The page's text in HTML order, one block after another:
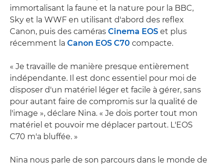
immortalisant la faune et la nature pour la BBC,
Sky et la WWF en utilisant d'abord des reflex
Canon, puis des caméras Cinema EOS et plus
récemment la Canon EOS C70 compacte.
« Je travaille de manière presque entièrement
indépendante. Il est donc essentiel pour moi de
disposer d'un matériel léger et facile à gérer, sans
pour autant faire de compromis sur la qualité de
l'image », déclare Nina. « Je dois porter tout mon
matériel et pouvoir me déplacer partout. L'EOS
C70 m'a bluffée. »
Nina nous parle de son parcours dans le monde de